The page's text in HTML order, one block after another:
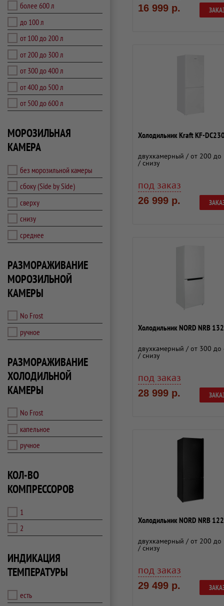
более 600 л
до 100 л
от 100 до 200 л
от 200 до 300 л
от 300 до 400 л
от 400 до 500 л
от 500 до 600 л
МОРОЗИЛЬНАЯ
КАМЕРА
без морозильной камеры
сбоку (Side by Side)
сверху
снизу
среднее
РАЗМОРАЖИВАНИЕ
МОРОЗИЛЬНОЙ
КАМЕРЫ
No Frost
ручное
РАЗМОРАЖИВАНИЕ
ХОЛОДИЛЬНОЙ
КАМЕРЫ
No Frost
капельное
ручное
КОЛ-ВО
КОМПРЕССОРОВ
1
2
ИНДИКАЦИЯ
ТЕМПЕРАТУРЫ
есть
16 999 р.
Холодильник Kraft KF-
двухкамерный / от 200 до
/ снизу
под заказ
26 999 р.
Холодильник NORD NRB
двухкамерный / от 300 до
/ снизу
под заказ
28 999 р.
Холодильник NORD NRB
двухкамерный / от 200 до
/ снизу
под заказ
29 499 р.